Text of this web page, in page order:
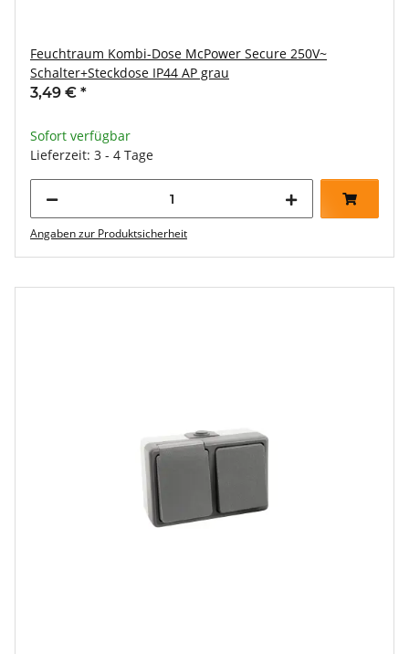
Feuchtraum Kombi-Dose McPower Secure 250V~
Schalter+Steckdose IP44 AP grau
3,49 € *
Sofort verfügbar
Lieferzeit: 3 - 4 Tage
Angaben zur Produktsicherheit